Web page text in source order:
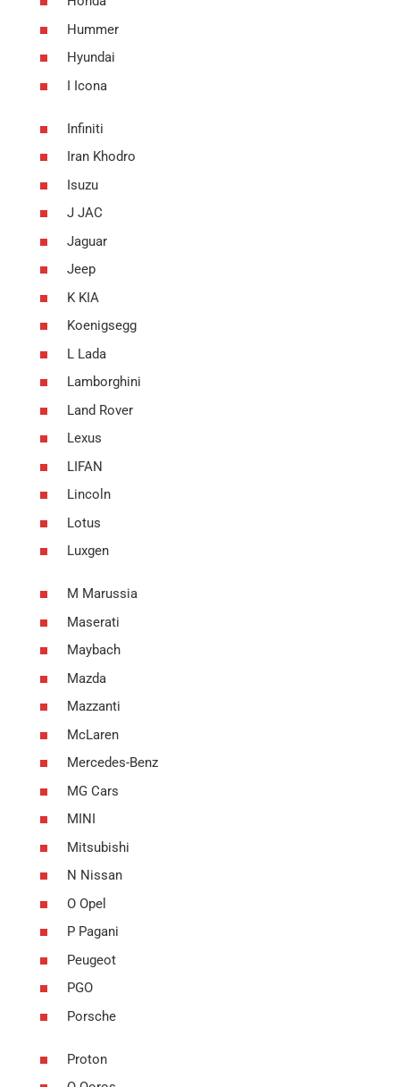
Hummer
Hyundai
I Icona
Infiniti
Iran Khodro
Isuzu
J JAC
Jaguar
Jeep
K KIA
Koenigsegg
L Lada
Lamborghini
Land Rover
Lexus
LIFAN
Lincoln
Lotus
Luxgen
M Marussia
Maserati
Maybach
Mazda
Mazzanti
McLaren
Mercedes-Benz
MG Cars
MINI
Mitsubishi
N Nissan
O Opel
P Pagani
Peugeot
PGO
Porsche
Proton